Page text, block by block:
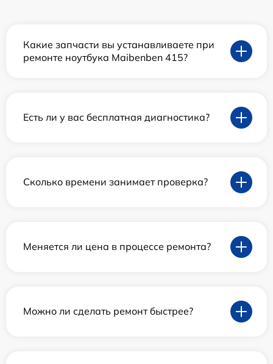
Какие запчасти вы устанавливаете при
ремонте ноутбука Maibenben 415?
Есть ли у вас бесплатная диагностика?
Сколько времени занимает проверка?
Меняется ли цена в процессе ремонта?
Можно ли сделать ремонт быстрее?